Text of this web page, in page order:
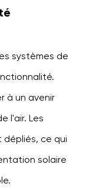
systèmes de
à un avenir
l'air. Les
ce qui
solaire